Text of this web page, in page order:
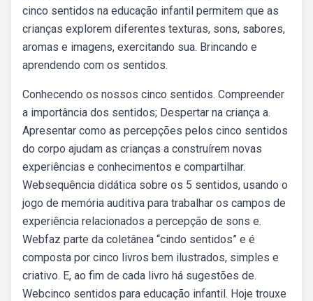
cinco sentidos na educação infantil permitem que as
crianças explorem diferentes texturas, sons, sabores,
aromas e imagens, exercitando sua. Brincando e
aprendendo com os sentidos.
Conhecendo os nossos cinco sentidos. Compreender
a importância dos sentidos; Despertar na criança a.
Apresentar como as percepções pelos cinco sentidos
do corpo ajudam as crianças a construírem novas
experiências e conhecimentos e compartilhar.
Websequência didática sobre os 5 sentidos, usando o
jogo de memória auditiva para trabalhar os campos de
experiência relacionados a percepção de sons e.
Webfaz parte da coletânea “cindo sentidos” e é
composta por cinco livros bem ilustrados, simples e
criativo. E, ao fim de cada livro há sugestões de.
Webcinco sentidos para educação infantil. Hoje trouxe